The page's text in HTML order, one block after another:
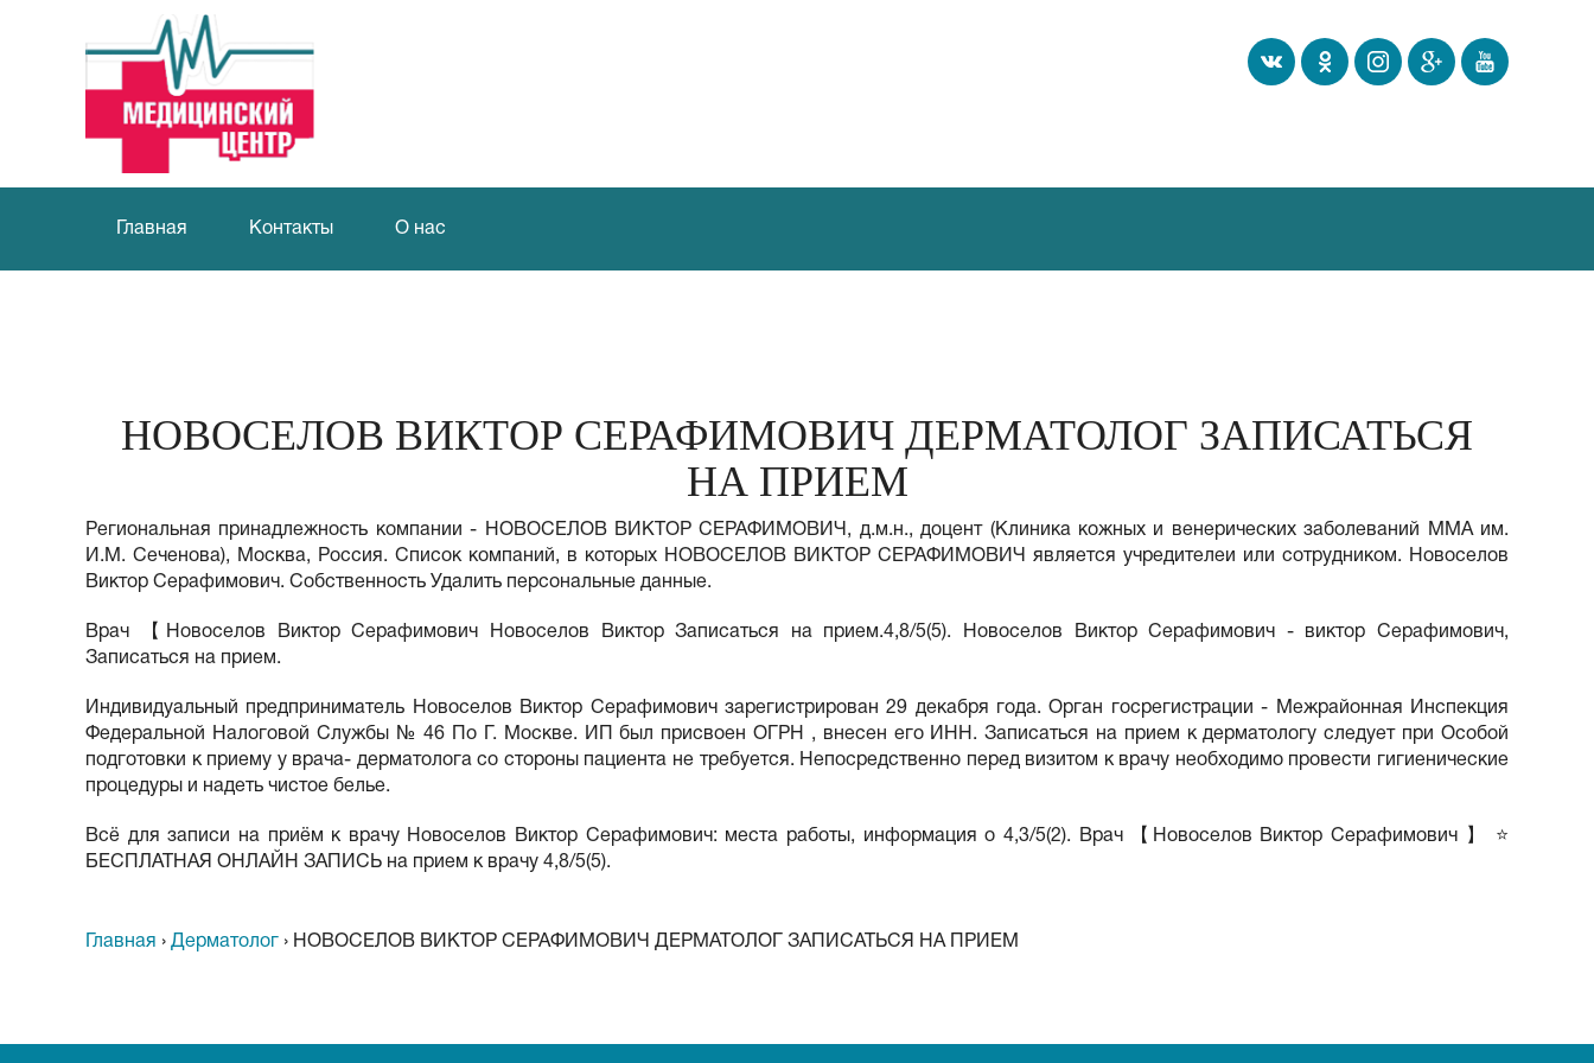
Главная Контакты О нас
НОВОСЕЛОВ ВИКТОР СЕРАФИМОВИЧ ДЕРМАТОЛОГ ЗАПИСАТЬСЯ
НА ПРИЕМ
Региональная принадлежность компании - НОВОСЕЛОВ ВИКТОР СЕРАФИМОВИЧ, д.м.н., доцент (Клиника кожных и венерических заболеваний ММА им.
И.М. Сеченова), Москва, Россия. Список компаний, в которых НОВОСЕЛОВ ВИКТОР СЕРАФИМОВИЧ является учредителеи или сотрудником. Новоселов
Виктор Серафимович. Собственность Удалить персональные данные.
Врач 【Новоселов Виктор Серафимович Новоселов Виктор Записаться на прием.4,8/5(5). Новоселов Виктор Серафимович - виктор Серафимович,
Записаться на прием.
Индивидуальный предприниматель Новоселов Виктор Серафимович зарегистрирован 29 декабря года. Орган госрегистрации - Межрайонная Инспекция
Федеральной Налоговой Службы № 46 По Г. Москве. ИП был присвоен ОГРН , внесен его ИНН. Записаться на прием к дерматологу следует при Особой
подготовки к приему у врача- дерматолога со стороны пациента не требуется. Непосредственно перед визитом к врачу необходимо провести гигиенические
процедуры и надеть чистое белье.
Всё для записи на приём к врачу Новоселов Виктор Серафимович: места работы, информация о 4,3/5(2). Врач 【Новоселов Виктор Серафимович 】 ⭐
БЕСПЛАТНАЯ ОНЛАЙН ЗАПИСЬ на прием к врачу 4,8/5(5).
Главная › Дерматолог › НОВОСЕЛОВ ВИКТОР СЕРАФИМОВИЧ ДЕРМАТОЛОГ ЗАПИСАТЬСЯ НА ПРИЕМ